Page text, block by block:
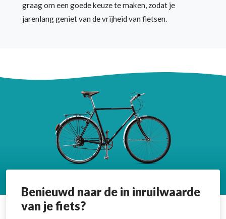
graag om een goede keuze te maken, zodat je
jarenlang geniet van de vrijheid van fietsen.
het stuur.
Benieuwd naar de in inruilwaarde
van je fiets?